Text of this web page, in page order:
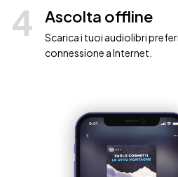
4 Ascolta offline
Scarica i tuoi audiolibri
connessione a Internet.